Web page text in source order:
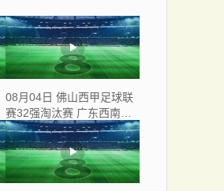
08月04日 佛山西甲足球联
赛32强淘汰赛 广东西南建
设 VS 香港圣徒 全场录像